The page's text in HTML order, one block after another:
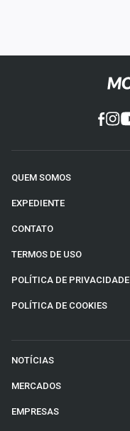
QUEM SOMOS
EXPEDIENTE
CONTATO
TERMOS DE USO
POLÍTICA DE PRIVACIDADE
POLÍTICA DE COOKIES
NOTÍCIAS
MERCADOS
EMPRESAS